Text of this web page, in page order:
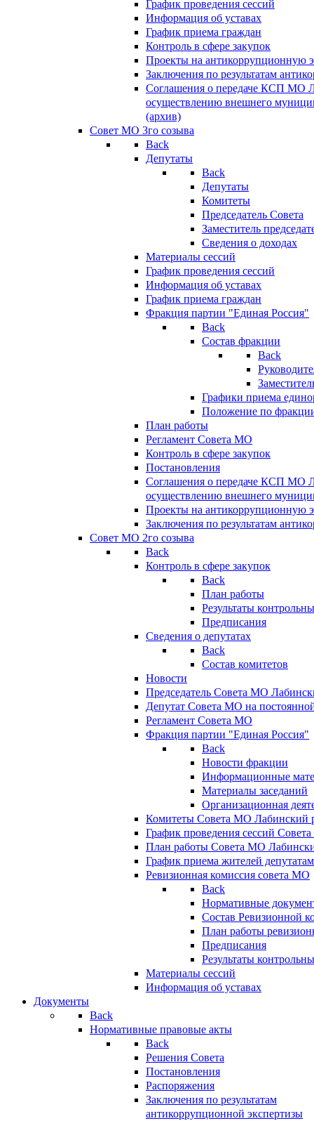
График проведения сессий
Информация об уставах
График приема граждан
Контроль в сфере закупок
Проекты на антикоррупционную
Заключения по результатам
Соглашения о передаче КСП МО
осуществлению внешнего
(архив)
Совет МО 3го созыва
Back
Депутаты
Back
Депутаты
Комитеты
Председатель Совета
Заместитель
Сведения о доходах
Материалы сессий
График проведения сессий
Информация об уставах
График приема граждан
Фракция партии "Единая Россия"
Back
Состав фракции
Back
Графики приема
Положение по
План работы
Регламент Совета МО
Контроль в сфере закупок
Постановления
Соглашения о передаче КСП МО
осуществлению внешнего
Проекты на антикоррупционную
Заключения по результатам
Совет МО 2го созыва
Back
Контроль в сфере закупок
Back
План работы
Результаты
Предписания
Сведения о депутатах
Back
Состав комитетов
Новости
Председатель Совета МО
Депутат Совета МО на
Регламент Совета МО
Фракция партии "Единая Россия"
Back
Новости фракции
Информационные
Материалы заседаний
Организационная
Комитеты Совета МО Лабинский
График проведения сессий
План работы Совета МО
График приема жителей
Ревизионная комиссия совета МО
Back
Нормативные
Состав Ревизионной
План работы
Предписания
Результаты
Материалы сессий
Информация об уставах
Документы
Back
Нормативные правовые акты
Back
Решения Совета
Постановления
Распоряжения
Заключения по результатам
антикоррупционной экспертизы